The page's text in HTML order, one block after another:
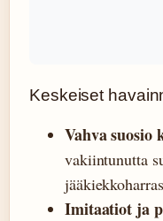
Keskeiset
Vahva suosio
vakiintunutta
Imitaatiot ja